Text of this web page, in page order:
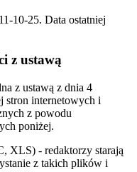
10-25. Data ostatniej
z ustawą
z ustawą z dnia 4
stron internetowych i
z powodu
poniżej.
XLS) - redaktorzy starają
z takich plików i